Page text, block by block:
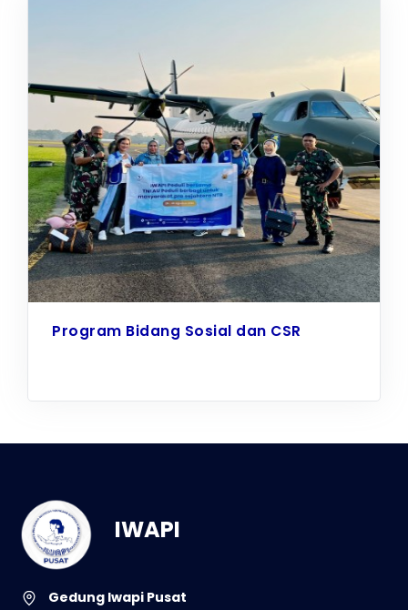
Program Bidang Sosial dan CSR
IWAPI
Gedung Iwapi Pusat